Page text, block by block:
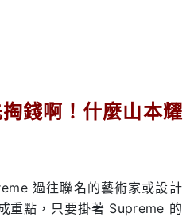
錢啊！什麼山本耀
過往聯名的藝術家或設計
重點，只要掛著 Supreme 的